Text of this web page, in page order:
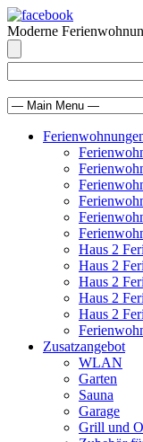
Moderne
Haus 2
Haus 2
Haus 2
Haus 2
Haus 2
Zusatzangebot
WLAN
Garten
Sauna
Garage
Grill und